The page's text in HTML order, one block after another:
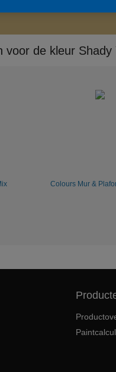
voor de kleur Shady
Colours Mur &